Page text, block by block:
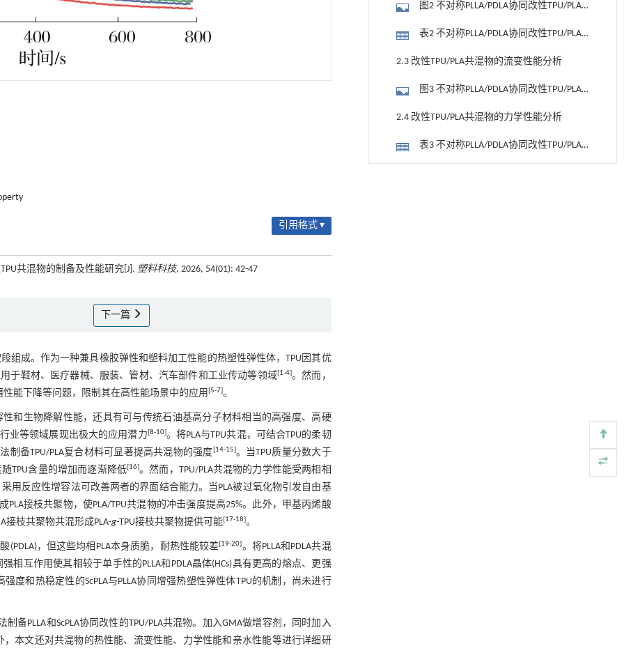
引用格式 ▾
共混物的制备及性能研究[J]. 塑料科技, 2026, 54(01): 42-47
下一篇
组成。作为一种兼具橡胶弹性和塑料加工性能的热塑性弹性体，TPU因其优
于鞋材、医疗器械、服装、管材、汽车部件和工业传动等领域[1-4]。然而，
能下降等问题，限制其在高性能场景中的应用 [5-7]。
和生物降解性能，还具有可与传统石油基高分子材料相当的高强度、高硬
业等领域展现出极大的应用潜力[8-10]。将PLA与TPU共混，可结合TPU的柔韧
制备TPU/PLA复合材料可显著提高共混物的强度 [14-15]。当TPU质量分数大于
TPU含量的增加而逐渐降低[16]。然而，TPU/PLA共混物的力学性能受两相相
用反应性增容法可改善两者的界面结合能力。当PLA被过氧化物引发自由基
接枝共聚物，使PLA/TPU共混物的冲击强度提高25%。此外，甲基丙烯酸
接枝共聚物共混形成PLA-g-TPU接枝共聚物提供可能[17-18]。
(PDLA)，但这些均相PLA本身质脆，耐热性能较差[19-20]。将PLLA和PDLA共混
相互作用使其相较于单手性的PLLA和PDLA晶体(HCs)具有更高的熔点、更强
度和热稳定性的ScPLA与PLLA协同增强热塑性弹性体TPU的机制，尚未进行
备PLLA和ScPLA协同改性的TPU/PLA共混物。加入GMA做增容剂，同时加入
，本文还对共混物的热性能、流变性能、力学性能和亲水性能等进行详细研
图2 不对称PLLA/PDLA协同改性TPU/PLA
共混物的DSC曲线
表2 不对称PLLA/PDLA协同改性TPU/PLA
共混物的热性能数据 (℃)
2.3 改性TPU/PLA共混物的流变性能分析
图3 不对称PLLA/PDLA协同改性TPU/PLA
共混物的流变曲线
2.4 改性TPU/PLA共混物的力学性能分析
表3 不对称PLLA/PDLA协同改性TPU/PLA
共混物的拉伸性能及冲击强度数据